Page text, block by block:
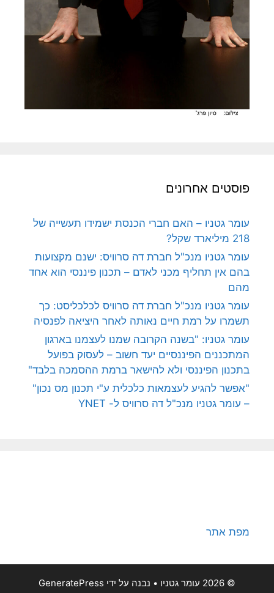
פוסטים אחרונים
עומר גטניו – האם חברי הכנסת ישמידו תעשייה של
218 מיליארד שקל?
עומר גטניו מנכ"ל חברת דה סרוויס: ישנם מקצועות
בהם אין תחליף מכני לאדם – תכנון פיננסי הוא אחד
מהם
עומר גטניו מנכ"ל חברת דה סרוויס לכלכליסט: כך
תשמרו על רמת חיים נאותה לאחר היציאה לפנסיה
עומר גטניו: "בשנה הקרובה שמנו לעצמנו בארגון
המתכננים הפיננסיים יעד חשוב – לעסוק בפועל
בתכנון הפיננסי ולא להישאר ברמת ההסמכה בלבד"
"אפשר להגיע לעצמאות כלכלית ע"י תכנון מס נכון"
– עומר גטניו מנכ"ל דה סרוויס ל- YNET
מפת אתר
© 2026 עומר גטניו • נבנה על ידי GeneratePress